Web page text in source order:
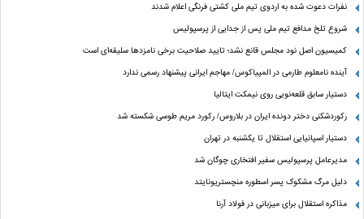
نفرات دعوت شده به اردوی تیم ملی کشتی فرنگی اعلام شدند
شروع تلخ مدافع تیم ملی پس از جدایی از پرسپولیس
کمیسیون اصل نود مجلس قانع نشد؛ تایید صلاحیت برخی نامزدها سلیقه‌ای است
آینده نامعلوم طارمی در المپیاکوس/ مهاجم ایرانی پیشنهاد رسمی ندارد
دستیار سابق قلعه‌نویی روی نیمکت ایتالیا
رکوردشکنی دختر دونده ایران در بلاروس/ رکورد مریم طوسی شکسته شد
دستیار اسپانیایی استقلال تا یکشنبه در تهران
مدیرعامل پرسپولیس سفیر افتخاری چوگان شد
دلیل مرگ مشکوک پسر اسطوره منچستریونایتد
مذاکره استقلال برای میزبانی در فولاد آرنا